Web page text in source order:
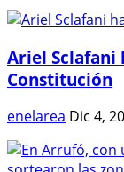
Ariel Sclafani
Constitución
enelarea Dic 4,